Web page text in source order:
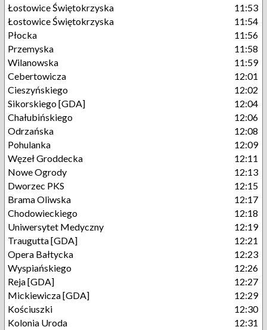
Łostowice Świętokrzyska
11:53
Łostowice Świętokrzyska
11:54
Płocka
11:56
Przemyska
11:58
Wilanowska
11:59
Cebertowicza
12:01
Cieszyńskiego
12:02
Sikorskiego [GDA]
12:04
Chałubińskiego
12:06
Odrzańska
12:08
Pohulanka
12:09
Węzeł Groddecka
12:11
Nowe Ogrody
12:13
Dworzec PKS
12:15
Brama Oliwska
12:17
Chodowieckiego
12:18
Uniwersytet Medyczny
12:19
Traugutta [GDA]
12:21
Opera Bałtycka
12:23
Wyspiańskiego
12:26
Reja [GDA]
12:27
Mickiewicza [GDA]
12:29
Kościuszki
12:30
Kolonia Uroda
12:31